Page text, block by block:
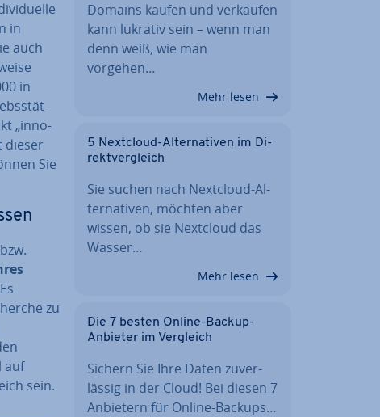
in
auch
in
„in­no­
dieser
Sie
zu
auf
sein.
Domains kaufen und verkaufen
kann lukrativ sein – wenn man
denn weiß, wie man
vorgehen…
Mehr lesen
5 Nextcloud-Al­ter­na­ti­ven im Di­
rekt­ver­gleich
Sie suchen nach Nextcloud-Al­
ter­na­ti­ven, möchten aber
wissen, ob sie Nextcloud das
Wasser…
Mehr lesen
Die 7 besten Online-Backup-
Anbieter im Vergleich
Sichern Sie Ihre Daten zu­ver­
läs­sig in der Cloud! Bei diesen 7
Anbietern für Online-Backups…